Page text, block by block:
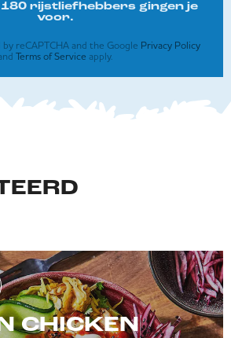
rijstliefhebbers gingen je
voor.
reCAPTCHA and the Google Privacy Policy
Terms of Service apply.
CHICKEN